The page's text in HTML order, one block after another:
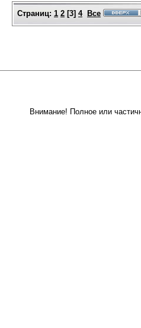
Страниц: 1 2 [3] 4 Все
Внимание! Полное или